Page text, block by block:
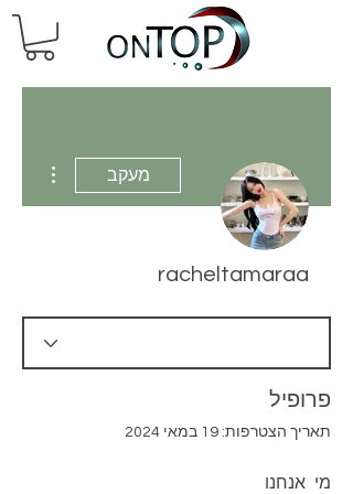
מעקב
racheltamaraa
פרופיל
תאריך הצטרפות: 19 במאי 2024
מי אנחנו